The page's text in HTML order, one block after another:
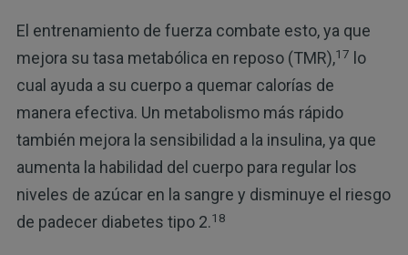
El entrenamiento de fuerza combate esto, ya que
mejora su tasa metabólica en reposo (TMR),17
lo
cual ayuda a su cuerpo a quemar calorías de
manera efectiva. Un metabolismo más rápido
también mejora la sensibilidad a la insulina, ya que
aumenta la habilidad del cuerpo para regular los
niveles de azúcar en la sangre y disminuye el riesgo
de padecer diabetes tipo 2.18